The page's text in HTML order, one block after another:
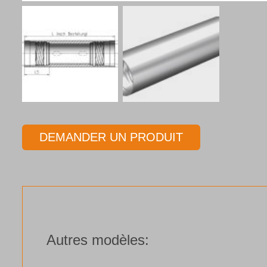
DEMANDER UN PRODUIT
Autres modèles: